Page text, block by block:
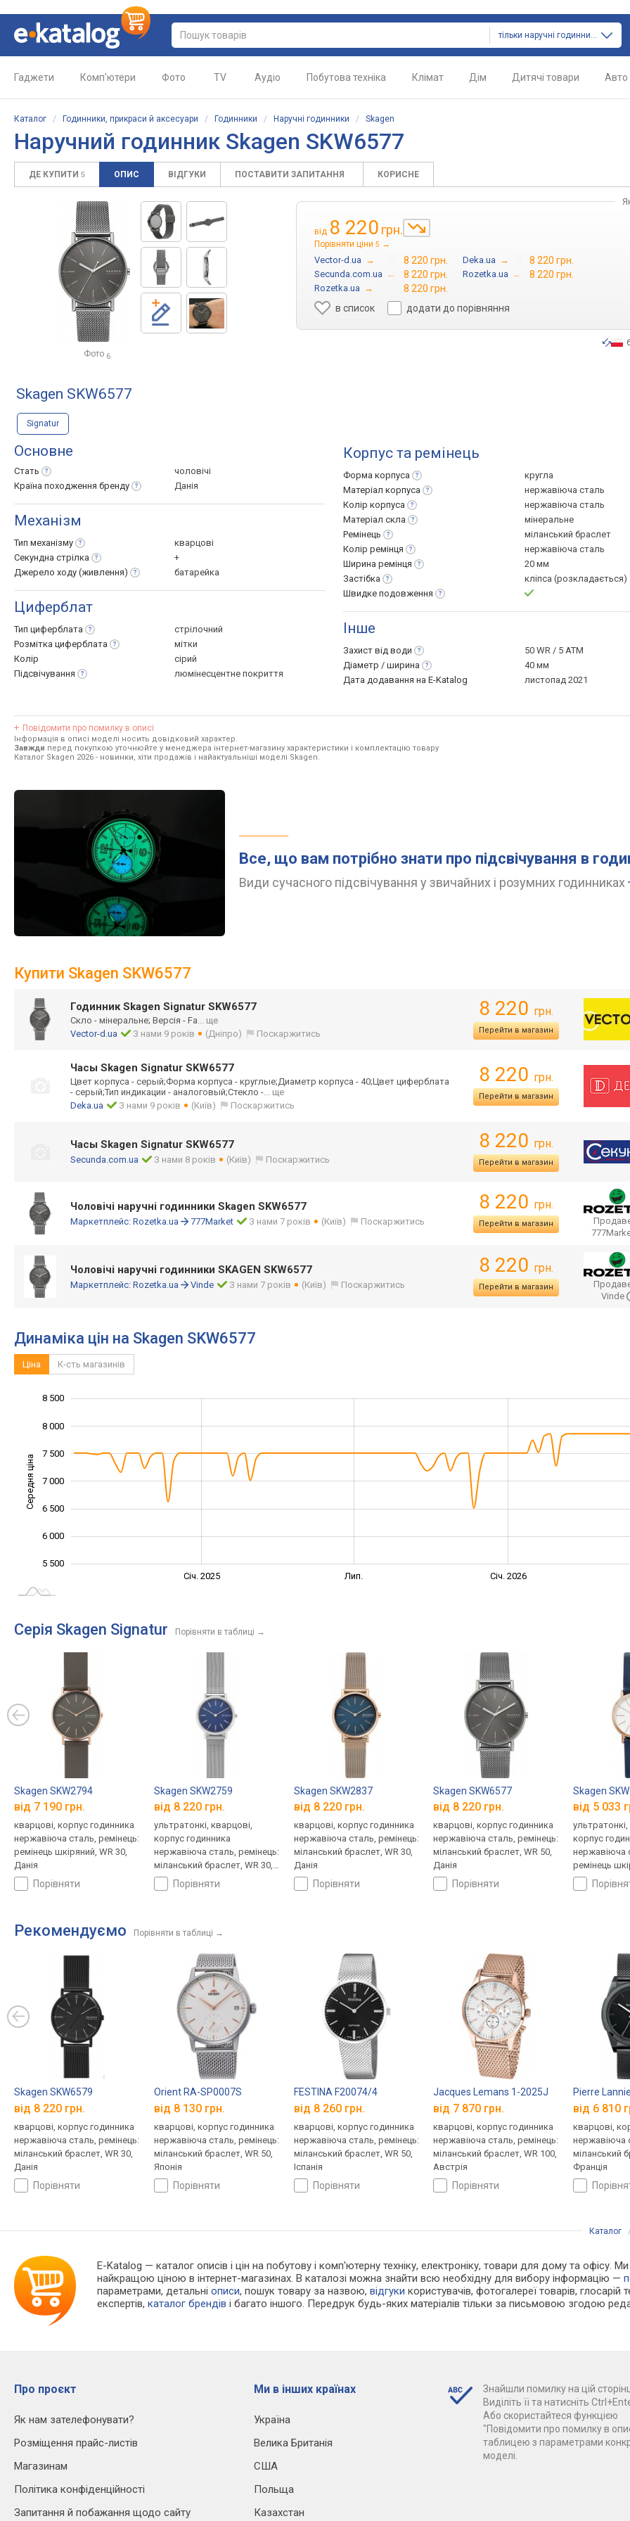
тільки наручні годинники
Гаджети Комп'ютери Фото TV Аудіо Побутова техніка Клімат Дім Дитячі товари Авто
Каталог / Годинники, прикраси й аксесуари / Годинники / Наручні годинники / Skagen
Наручний годинник Skagen SKW6577
ДЕ КУПИТИ 5 ОПИС ВІДГУКИ ПОСТАВИТИ ЗАПИТАННЯ КОРИСНЕ
Фото 6
від 8 220 грн.
Порівняти ціни 5 →
Vector-d.ua → 8 220 грн. Deka.ua → 8 220 грн.
Secunda.com.ua → 8 220 грн. Rozetka.ua → 8 220 грн.
Rozetka.ua →
8 220 грн.
в список
додати до порівняння
Skagen SKW6577
Signatur
Основне
Стать
чоловічі
Країна походження бренду Данія
Механізм
Тип механізму
кварцові
Секундна стрілка
+
Джерело ходу (живлення) батарейка
Циферблат
Тип циферблата
стрілочний
Розмітка циферблата
мітки
Колір
сірий
Підсвічування
люмінесцентне покриття
Корпус та ремінець
Форма корпуса
кругла
Матеріал корпуса
нержавіюча сталь
Колір корпуса
нержавіюча сталь
Матеріал скла
мінеральне
Ремінець
міланський браслет
Колір ремінця
нержавіюча сталь
Ширина ремінця
20 мм
Застібка
кліпса (розкладається)
Швидке подовження
Інше
Захист від води
50 WR / 5 ATM
Діаметр / ширина
40 мм
Дата додавання на E-Katalog
листопад 2021
Повідомити про помилку в описі
Інформація в описі моделі носить довідковий характер.
Завжди перед покупкою уточнюйте у менеджера інтернет-магазину характеристики і комплектацію товару
Каталог Skagen 2026 - новинки, хіти продажів і найактуальніші моделі Skagen.
Все, що вам потрібно знати про підсвічування в
Види сучасного підсвічування у звичайних і розумних годинниках
Купити Skagen SKW6577
Годинник Skagen Signatur SKW6577
Скло - мінеральне; Версія - Fa... ще
Vector-d.ua
З нами 9 років (Дніпро) Поскаржитись
8 220 грн.
Перейти в магазин
Часы Skagen Signatur SKW6577
Цвет корпуса - серый;Форма корпуса - круглые;Диаметр корпуса - 40;Цвет циферблата
- серый;Тип индикации - аналоговый;Стекло -... ще
Deka.ua
З нами 9 років (Київ) Поскаржитись
8 220 грн.
Перейти в магазин
Часы Skagen Signatur SKW6577
Secunda.com.ua З нами 8 років (Київ) Поскаржитись
8 220 грн.
Перейти в магазин
Чоловічі наручні годинники Skagen SKW6577
Маркетплейс: Rozetka.ua 777Market З нами 7 років (Київ) Поскаржитись
8 220 грн.
Перейти в магазин
Чоловічі наручні годинники SKAGEN SKW6577
Маркетплейс: Rozetka.ua Vinde З нами 7 років (Київ) Поскаржитись
8 220 грн.
Перейти в магазин
Vinde
Динаміка цін на Skagen SKW6577
Ціна К-сть магазинів
Середня ціна 5 500
5 500
6 000
6 500
7 000
7 500
8 000
8 500
Січ. 2025 Лип. Січ. 2026
Серія Skagen Signatur Порівняти в таблиці →
Skagen SKW2794
від 7 190 грн.
кварцові, корпус годинника
нержавіюча сталь, ремінець:
ремінець шкіряний, WR 30,
Данія
порівняти
Skagen SKW2759
від 8 220 грн.
ультратонкі, кварцові,
корпус годинника
нержавіюча сталь, ремінець:
міланський браслет, WR 30,
Данія порівняти
Skagen SKW2837
від 8 220 грн.
кварцові, корпус годинника
нержавіюча сталь, ремінець:
міланський браслет, WR 30,
Данія
порівняти
Skagen SKW6577
від 8 220 грн.
кварцові, корпус годинника
нержавіюча сталь, ремінець:
міланський браслет, WR 50,
Данія
порівняти
Skagen
від 5 033
корпус
нержавіюча
ремінець
Данія
Рекомендуємо Порівняти в таблиці →
Skagen SKW6579
від 8 220 грн.
кварцові, корпус годинника
нержавіюча сталь, ремінець:
міланський браслет, WR 30,
Данія
порівняти
Orient RA-SP0007S
від 8 130 грн.
кварцові, корпус годинника
нержавіюча сталь, ремінець:
міланський браслет, WR 50,
Японія
порівняти
FESTINA F20074/4
від 8 260 грн.
кварцові, корпус годинника
нержавіюча сталь, ремінець:
міланський браслет, WR 50,
Іспанія
порівняти
Jacques Lemans 1-2025J
від 7 870 грн.
кварцові, корпус годинника
нержавіюча сталь, ремінець:
міланський браслет, WR 100,
Австрія
порівняти
Pierre
від 6 810
кварцові,
нержавіюча
міланський
Франція
Каталог
E-Katalog — каталог описів і цін на побутову і комп'ютерну техніку, електроніку, товари для дому та офісу.
найкращою ціною в інтернет-магазинах. В каталозі можна знайти всю необхідну для вибору інформацію —
параметрами, детальніописи, пошук товару за назвою,відгуки користувачів, фотогалереї товарів, глосарій
експертів,каталог брендів і багато іншого. Передрук будь-яких матеріалів тільки за письмовою згодою
Про проєкт
Як нам зателефонувати?
Розміщення прайс-листів
Магазинам
Політика конфіденційності
Запитання й побажання щодо сайту
Ми в інших країнах
Україна
Велика Британія
США
Польща
Казахстан
Знайшли помилку на цій
Виділіть її та натисніть
Або скористайтеся функцією
"Повідомити про помилку в
таблицею з параметрами
моделі.